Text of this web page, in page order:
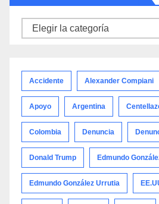
Noticias
Accidente Alexander Compiani
Apoyo Argentina
Colombia Denuncia
Donald Trump Edmundo
Edmundo González Urrutia